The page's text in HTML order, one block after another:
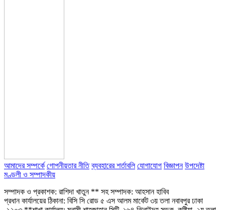
আমাদের সম্পর্কে গোপনীয়তার নীতি ব্যবহারের শর্তাবলি যোগাযোগ বিজ্ঞাপন উপদেষ্টা
মণ্ডলী ও সম্পাদকীয়
সম্পাদক ও প্রকাশক: রাশিদা খাতুন ** সহ সম্পাদক: আহসান হাবিব
প্রধান কার্যালয়ের ঠিকানা: বিসি সি রোড ৫ এস আলম মার্কেট ৩য় তলা নবাবপুর ঢাকা